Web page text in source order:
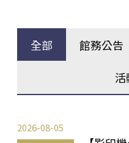
全部 館務公告
2026-08-05